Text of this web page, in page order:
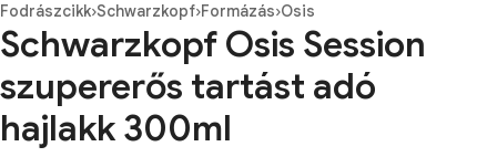
Fodrászcikk›Schwarzkopf›Formázás›Osis
Schwarzkopf Osis Session
szupererős tartást adó
hajlakk 300ml